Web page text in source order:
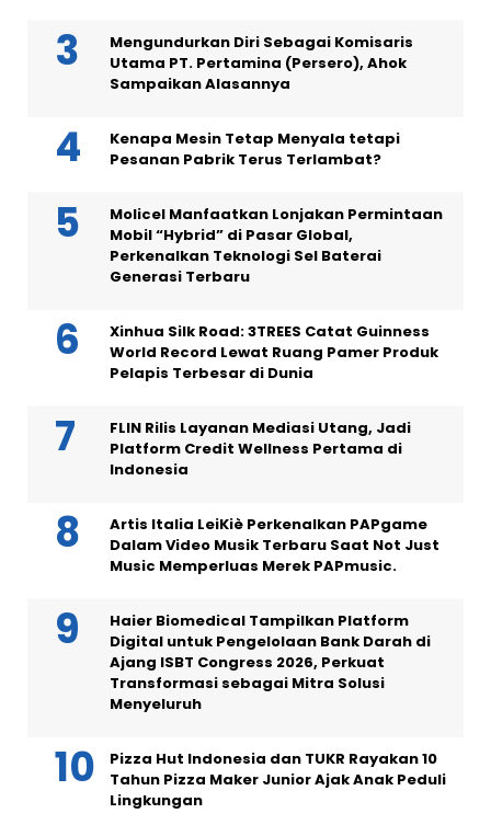
Mengundurkan Diri Sebagai Komisaris
Utama PT. Pertamina (Persero), Ahok
Sampaikan Alasannya
Kenapa Mesin Tetap Menyala tetapi
Pesanan Pabrik Terus Terlambat?
Molicel Manfaatkan Lonjakan Permintaan
Mobil “Hybrid” di Pasar Global,
Perkenalkan Teknologi Sel Baterai
Generasi Terbaru
Xinhua Silk Road: 3TREES Catat Guinness
World Record Lewat Ruang Pamer Produk
Pelapis Terbesar di Dunia
FLIN Rilis Layanan Mediasi Utang, Jadi
Platform Credit Wellness Pertama di
Indonesia
Artis Italia LeiKiè Perkenalkan PAPgame
Dalam Video Musik Terbaru Saat Not Just
Music Memperluas Merek PAPmusic.
Haier Biomedical Tampilkan Platform
Digital untuk Pengelolaan Bank Darah di
Ajang ISBT Congress 2026, Perkuat
Transformasi sebagai Mitra Solusi
Menyeluruh
Pizza Hut Indonesia dan TUKR Rayakan 10
Tahun Pizza Maker Junior Ajak Anak Peduli
Lingkungan